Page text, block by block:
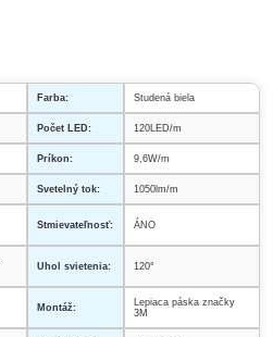
Farba: Studená biela
Počet LED: 120LED/m
Príkon: 9,6W/m
Svetelný tok: 1050lm/m
Stmievateľnosť: ÁNO
Uhol svietenia: 120°
Montáž:
Lepiaca páska značky
3M